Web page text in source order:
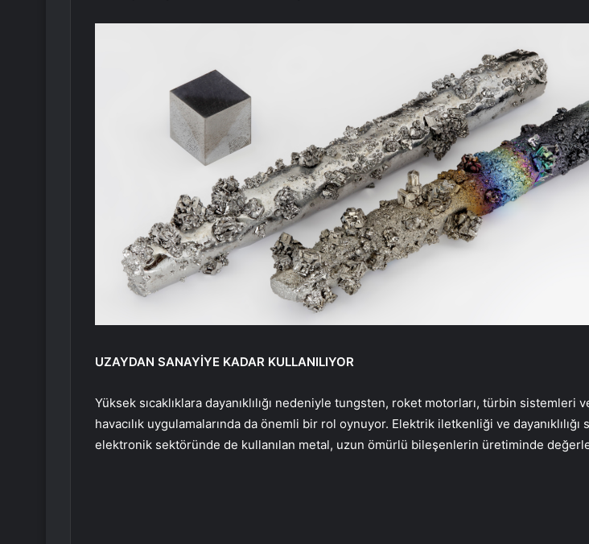
UZAYDAN SANAYİYE KADAR KULLANILIYOR
Yüksek sıcaklıklara dayanıklılığı nedeniyle tungsten, roket motorları, türbin sistemleri
havacılık uygulamalarında da önemli bir rol oynuyor. Elektrik iletkenliği ve dayanıklılığı
elektronik sektöründe de kullanılan metal, uzun ömürlü bileşenlerin üretiminde